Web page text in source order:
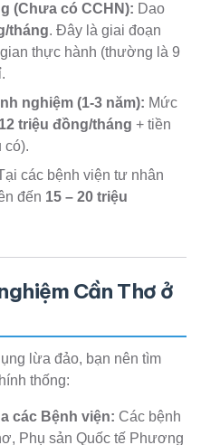
(Chưa có CCHN): Dao
tháng. Đây là giai đoạn
thực hành (thường là 9
nghiệm (1-3 năm): Mức
triệu đồng/tháng + tiền
có).
các bệnh viện tư nhân
đến 15 – 20 triệu
Cần Thơ ở
lừa đảo, bạn nên tìm
thống:
các Bệnh viện: Các bệnh
Phụ sản Quốc tế Phương